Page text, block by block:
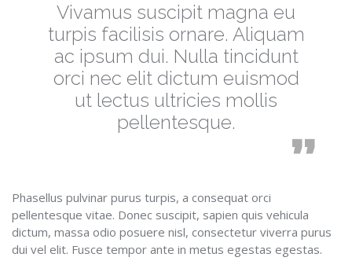
Vivamus suscipit magna eu
turpis facilisis ornare. Aliquam
ac ipsum dui. Nulla tincidunt
orci nec elit dictum euismod
ut lectus ultricies mollis
pellentesque.
Phasellus pulvinar purus turpis, a consequat orci
pellentesque vitae. Donec suscipit, sapien quis vehicula
dictum, massa odio posuere nisl, consectetur viverra purus
dui vel elit. Fusce tempor ante in metus egestas egestas.